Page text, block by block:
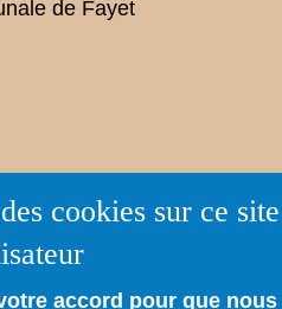
de Fayet
cookies sur ce
accord pour que